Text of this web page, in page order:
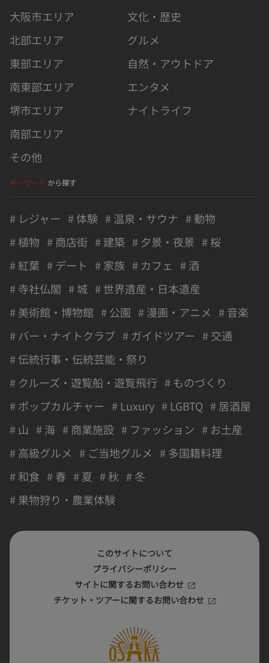
大阪市エリア
北部エリア
東部エリア
南東部エリア
堺市エリア
南部エリア
その他
文化・歴史
グルメ
自然・アウトドア
エンタメ
ナイトライフ
キーワード から探す
# レジャー # 体験 # 温泉・サウナ # 動物
# 植物 # 商店街 # 建築 # 夕景・夜景 # 桜
# 紅葉 # デート # 家族 # カフェ
# 酒
# 寺社仏閣 # 城 # 世界遺産・日本遺産
# 美術館・博物館 # 公園 # 漫画・アニメ # 音楽
# バー・ナイトクラブ # ガイドツアー # 交通
# 伝統行事・伝統芸能・祭り
# クルーズ・遊覧船・遊覧飛行 # ものづくり
# ポップカルチャー # Luxury # LGBTQ # 居酒屋
# 山 # 海 # 商業施設 # ファッション # お土産
# 高級グルメ # ご当地グルメ # 多国籍料理
# 和食 # 春 # 夏 # 秋 # 冬
# 果物狩り・農業体験
このサイトについて
プライバシーポリシー
サイトに関するお問い合わせ
チケット・ツアーに関するお問い合わせ